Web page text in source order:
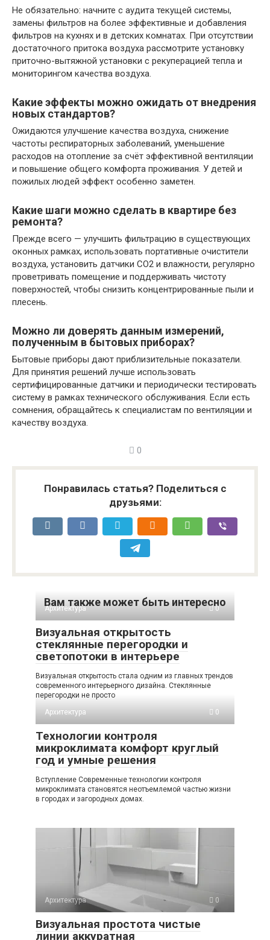
Не обязательно: начните с аудита текущей системы,
замены фильтров на более эффективные и добавления
фильтров на кухнях и в детских комнатах. При отсутствии
достаточного притока воздуха рассмотрите установку
приточно-вытяжной установки с рекуперацией тепла и
мониторингом качества воздуха.
Какие эффекты можно ожидать от внедрения
новых стандартов?
Ожидаются улучшение качества воздуха, снижение
частоты респираторных заболеваний, уменьшение
расходов на отопление за счёт эффективной вентиляции
и повышение общего комфорта проживания. У детей и
пожилых людей эффект особенно заметен.
Какие шаги можно сделать в квартире без
ремонта?
Прежде всего — улучшить фильтрацию в существующих
оконных рамках, использовать портативные очистители
воздуха, установить датчики CO2 и влажности, регулярно
проветривать помещение и поддерживать чистоту
поверхностей, чтобы снизить концентрированные пыли и
плесень.
Можно ли доверять данным измерений,
полученным в бытовых приборах?
Бытовые приборы дают приблизительные показатели.
Для принятия решений лучше использовать
сертифицированные датчики и периодически тестировать
систему в рамках технического обслуживания. Если есть
сомнения, обращайтесь к специалистам по вентиляции и
качеству воздуха.
0
Понравилась статья? Поделиться с
друзьями:
Вам также может быть интересно
Архитектура 0
Визуальная открытость
стеклянные перегородки и
светопотоки в интерьере
Визуальная открытость стала одним из главных трендов
современного интерьерного дизайна. Стеклянные
перегородки не просто
Архитектура
0
Технологии контроля
микроклимата комфорт круглый
год и умные решения
Вступление Современные технологии контроля
микроклимата становятся неотъемлемой частью жизни
в городах и загородных домах.
Архитектура 0
Визуальная простота чистые
линии аккуратная